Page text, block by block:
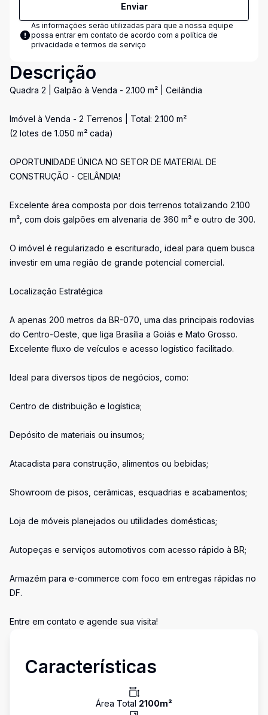
Enviar
As informações serão utilizadas para que a nossa equipe
possa entrar em contato de acordo com a política de
privacidade e termos de serviço
Descrição
Quadra 2 | Galpão à Venda - 2.100 m² | Ceilândia
Imóvel à Venda - 2 Terrenos | Total: 2.100 m²
(2 lotes de 1.050 m² cada)
OPORTUNIDADE ÚNICA NO SETOR DE MATERIAL DE
CONSTRUÇÃO - CEILÂNDIA!
Excelente área composta por dois terrenos totalizando 2.100
m², com dois galpões em alvenaria de 360 m² e outro de 300.
O imóvel é regularizado e escriturado, ideal para quem busca
investir em uma região de grande potencial comercial.
Localização Estratégica
A apenas 200 metros da BR-070, uma das principais rodovias
do Centro-Oeste, que liga Brasília a Goiás e Mato Grosso.
Excelente fluxo de veículos e acesso logístico facilitado.
Ideal para diversos tipos de negócios, como:
Centro de distribuição e logística;
Depósito de materiais ou insumos;
Atacadista para construção, alimentos ou bebidas;
Showroom de pisos, cerâmicas, esquadrias e acabamentos;
Loja de móveis planejados ou utilidades domésticas;
Autopeças e serviços automotivos com acesso rápido à BR;
Armazém para e-commerce com foco em entregas rápidas no
DF.
Entre em contato e agende sua visita!
Características
Área Total 2100m²